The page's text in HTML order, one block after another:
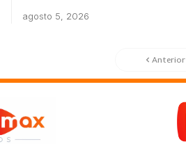
agosto 5, 2026
Anterior